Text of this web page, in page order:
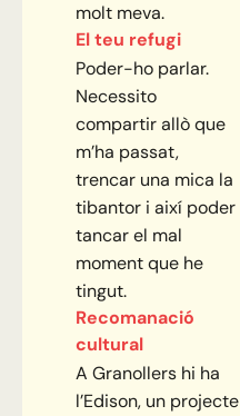
molt meva.
El teu refugi
Poder-ho parlar.
Necessito
compartir allò que
m’ha passat,
trencar una mica la
tibantor i així poder
tancar el mal
moment que he
tingut.
Recomanació
cultural
A Granollers hi ha
l’Edison, un projecte